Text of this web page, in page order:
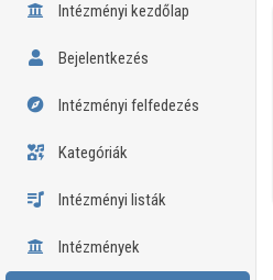
Intézményi kezdőlap
Bejelentkezés
Intézményi felfedezés
Kategóriák
Intézményi listák
Intézmények